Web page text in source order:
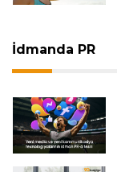
İdmanda PR